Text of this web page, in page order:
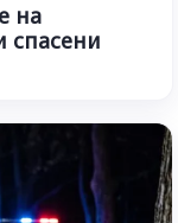
на
спасени